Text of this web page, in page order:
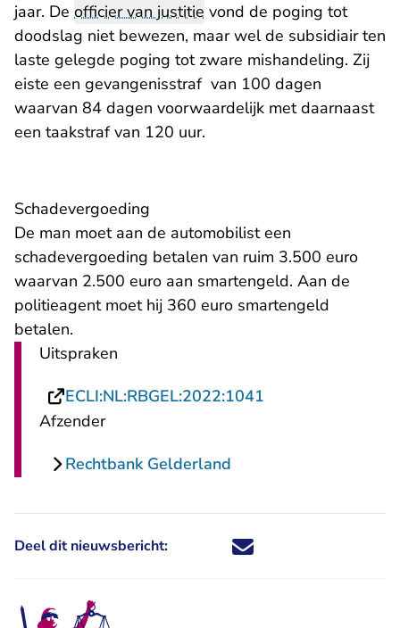
jaar. De officier van justitie vond de poging tot
doodslag niet bewezen, maar wel de subsidiair ten
laste gelegde poging tot zware mishandeling. Zij
eiste een gevangenisstraf van 100 dagen
waarvan 84 dagen voorwaardelijk met daarnaast
een taakstraf van 120 uur.
Schadevergoeding
De man moet aan de automobilist een
schadevergoeding betalen van ruim 3.500 euro
waarvan 2.500 euro aan smartengeld. Aan de
politieagent moet hij 360 euro smartengeld
betalen.
Uitspraken
ECLI:NL:RBGEL:2022:1041
Afzender
Rechtbank Gelderland
Deel dit nieuwsbericht: Deel dit nieuwsbericht via X -
Deel dit nieuwsbericht via
Deel dit nieuwsbericht
Deel dit